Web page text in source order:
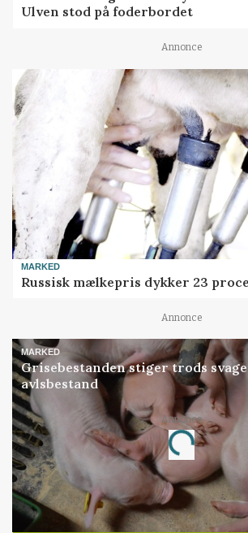
Ulven stod på foderbordet
Annonce
MARKED
Russisk mælkepris dykker 23
Annonce
MARKED
Grisebestanden stiger trods
avlsbestand
Annonce
Loading...
Jobs